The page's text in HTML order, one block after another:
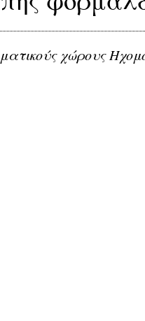
χώρους